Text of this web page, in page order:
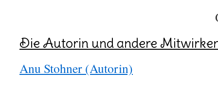
Die Autorin und andere
Anu Stohner (Autorin)